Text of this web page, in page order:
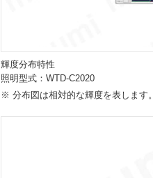
輝度分布特性
照明型式：WTD-C2020
※ 分布図は相対的な輝度を表します。